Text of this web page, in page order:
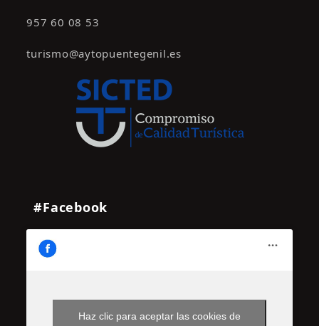
957 60 08 53
turismo@aytopuentegenil.es
#Facebook
Haz clic para aceptar las cookies de